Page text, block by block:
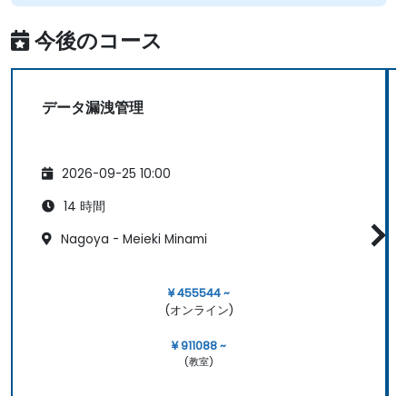
今後のコース
データ漏洩管理
2026-09-25 10:00
14 時間
Nagoya - Meieki Minami
¥ 455544 ~
(オンライン)
¥ 911088 ~
(教室)